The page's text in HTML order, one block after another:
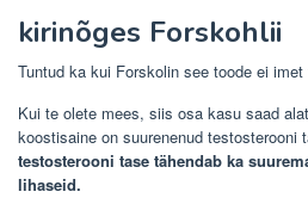
kirinõges Forskohlii
Tuntud ka kui Forskolin see toode ei
Kui te olete mees, siis osa kasu saad
koostisaine on suurenenud testosterooni
testosterooni tase tähendab ka
lihaseid.